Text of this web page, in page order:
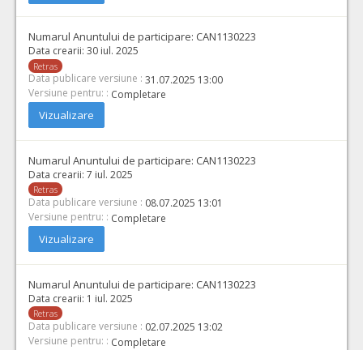
Numarul Anuntului de participare: CAN1130223
Data crearii: 30 iul. 2025
Retras
Data publicare versiune : 31.07.2025 13:00
Versiune pentru: : Completare
Vizualizare
Numarul Anuntului de participare: CAN1130223
Data crearii: 7 iul. 2025
Retras
Data publicare versiune : 08.07.2025 13:01
Versiune pentru: : Completare
Vizualizare
Numarul Anuntului de participare: CAN1130223
Data crearii: 1 iul. 2025
Retras
Data publicare versiune : 02.07.2025 13:02
Versiune pentru: : Completare